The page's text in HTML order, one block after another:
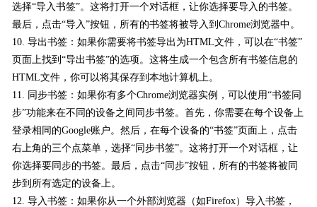
选择“导入书签”。这将打开一个对话框，让你选择要导入的书签。
最后，点击“导入”按钮，所有的书签将被导入到Chrome浏览器中。
10. 导出书签：如果你需要将书签导出为HTML文件，可以在“书签”
页面上找到“导出书签”的选项。这将生成一个包含所有书签信息的
HTML文件，你可以将其保存到本地计算机上。
11. 同步书签：如果你有多个Chrome浏览器实例，可以使用“书签同
步”功能来在不同的设备之间同步书签。首先，你需要在每个设备上
登录相同的Google账户。然后，在每个设备的“书签”页面上，点击
右上角的三个点菜单，选择“同步书签”。这将打开一个对话框，让
你选择要同步的书签。最后，点击“同步”按钮，所有的书签将被同
步到所有选定的设备上。
12. 导入书签：如果你从一个外部浏览器（如Firefox）导入书签，